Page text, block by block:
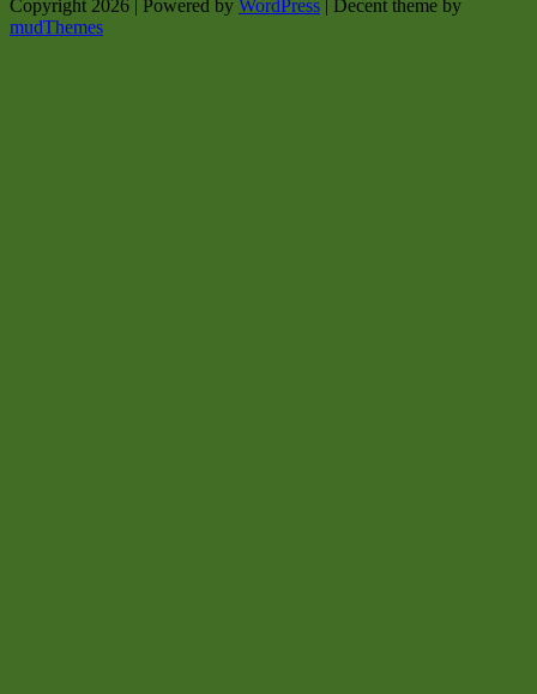
Copyright 2026 | Powered by WordPress | Decent theme by
mudThemes